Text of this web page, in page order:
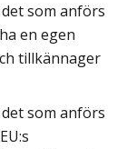
som anförs
en egen
tillkännager
som anförs